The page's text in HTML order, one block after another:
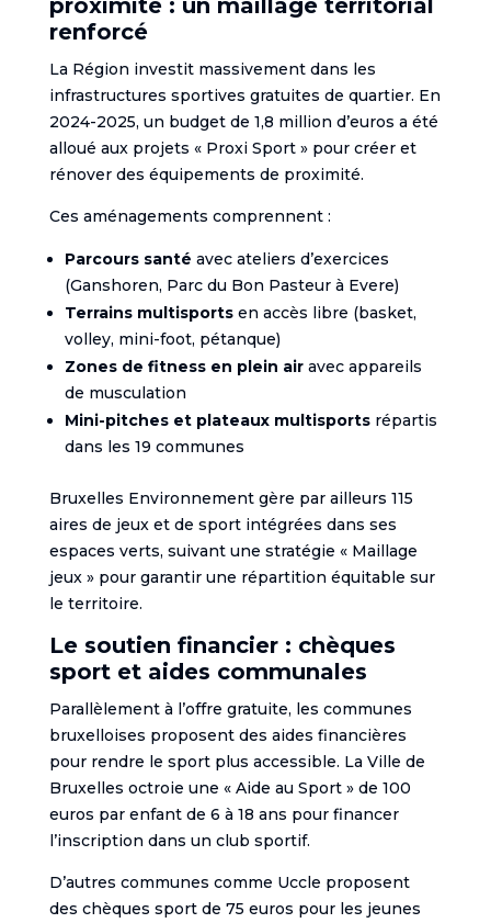
proximité : un maillage territorial
renforcé
La Région investit massivement dans les
infrastructures sportives gratuites de quartier. En
2024-2025, un budget de 1,8 million d’euros a été
alloué aux projets « Proxi Sport » pour créer et
rénover des équipements de proximité.
Ces aménagements comprennent :
Parcours santé avec ateliers d’exercices
(Ganshoren, Parc du Bon Pasteur à Evere)
Terrains multisportsen accès libre (basket,
volley, mini-foot, pétanque)
Zones de fitness en plein airavec appareils
de musculation
Mini-pitches et plateaux multisportsrépartis
dans les 19 communes
Bruxelles Environnement gère par ailleurs 115
aires de jeux et de sport intégrées dans ses
espaces verts, suivant une stratégie « Maillage
jeux » pour garantir une répartition équitable sur
le territoire.
Le soutien financier : chèques
sport et aides communales
Parallèlement à l’offre gratuite, les communes
bruxelloises proposent des aides financières
pour rendre le sport plus accessible. La Ville de
Bruxelles octroie une « Aide au Sport » de 100
euros par enfant de 6 à 18 ans pour financer
l’inscription dans un club sportif.
D’autres communes comme Uccle proposent
des chèques sport de 75 euros pour les jeunes